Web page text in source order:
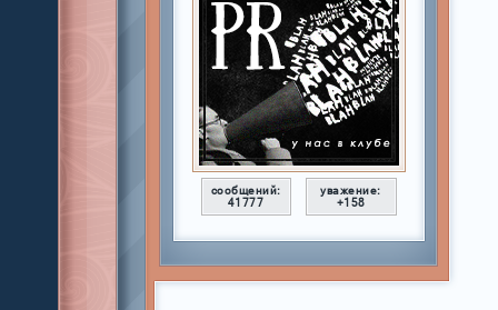
сообщений:
41777
уважение:
+158